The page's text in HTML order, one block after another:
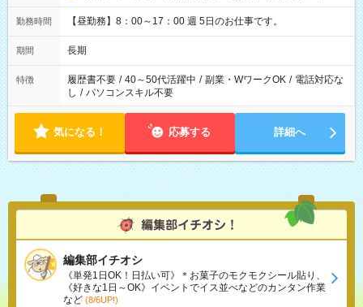
勤務時間 【昼勤務】8：00～17：00 週 5日のお仕事です。
期間 長期
特徴 履歴書不要 / 40～50代活躍中 / 副業・WワークOK / 電話対応な
し / パソコンスキル不要
気になる！ 応募する 詳細へ
編集部イチオシ
《単発1日OK！日払い可》＊お菓子のモクモクシール貼り、
《好きな1日～OK》イベントでイス並べなどのカンタン作業
など (8/6UP!)